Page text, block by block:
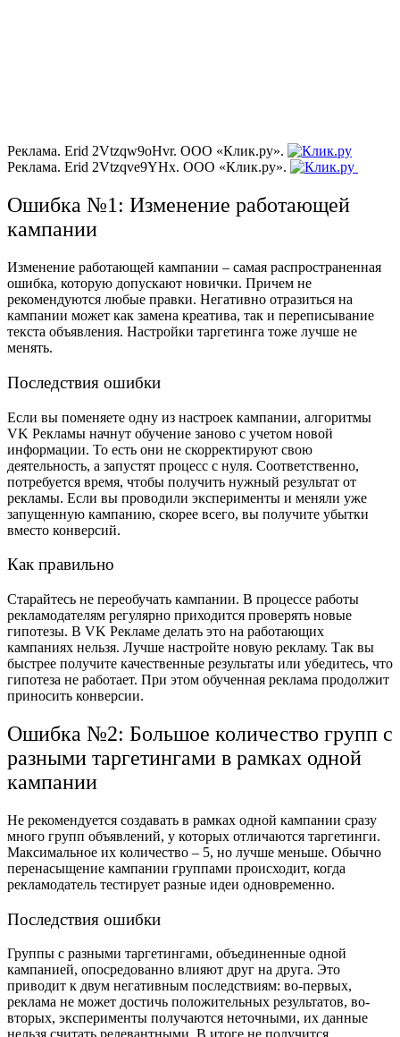
Реклама. Erid 2Vtzqw9oHvr. ООО «Клик.ру».
Реклама. Erid 2Vtzqve9YHx. ООО «Клик.ру».
Ошибка №1: Изменение работающей
кампании
Изменение работающей кампании – самая распространенная
ошибка, которую допускают новички. Причем не
рекомендуются любые правки. Негативно отразиться на
кампании может как замена креатива, так и переписывание
текста объявления. Настройки таргетинга тоже лучше не
менять.
Последствия ошибки
Если вы поменяете одну из настроек кампании, алгоритмы
VK Рекламы начнут обучение заново с учетом новой
информации. То есть они не скорректируют свою
деятельность, а запустят процесс с нуля. Соответственно,
потребуется время, чтобы получить нужный результат от
рекламы. Если вы проводили эксперименты и меняли уже
запущенную кампанию, скорее всего, вы получите убытки
вместо конверсий.
Как правильно
Старайтесь не переобучать кампании. В процессе работы
рекламодателям регулярно приходится проверять новые
гипотезы. В VK Рекламе делать это на работающих
кампаниях нельзя. Лучше настройте новую рекламу. Так вы
быстрее получите качественные результаты или убедитесь, что
гипотеза не работает. При этом обученная реклама продолжит
приносить конверсии.
Ошибка №2: Большое количество групп с
разными таргетингами в рамках одной
кампании
Не рекомендуется создавать в рамках одной кампании сразу
много групп объявлений, у которых отличаются таргетинги.
Максимальное их количество – 5, но лучше меньше. Обычно
перенасыщение кампании группами происходит, когда
рекламодатель тестирует разные идеи одновременно.
Последствия ошибки
Группы с разными таргетингами, объединенные одной
кампанией, опосредованно влияют друг на друга. Это
приводит к двум негативным последствиям: во-первых,
реклама не может достичь положительных результатов, во-
вторых, эксперименты получаются неточными, их данные